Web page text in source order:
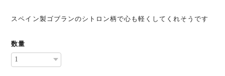
スペイン製ゴブランのシトロン柄で心も軽くしてくれそうです
数量